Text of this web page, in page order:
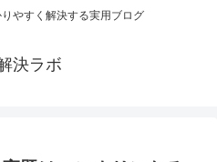
やすく解決する実用ブログ
決ラボ